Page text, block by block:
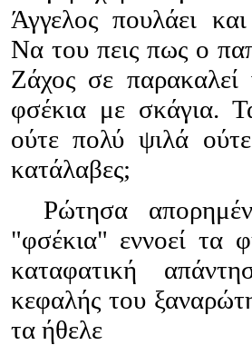
Άγγελος πουλάει
Να του πεις πως ο
Ζάχος σε παρακαλεί
φσέκια με σκάγια.
ούτε πολύ ψιλά
κατάλαβες;
Ρώτησα
"φσέκια" εννοεί τα
καταφατική
κεφαλής του
τα ήθελε